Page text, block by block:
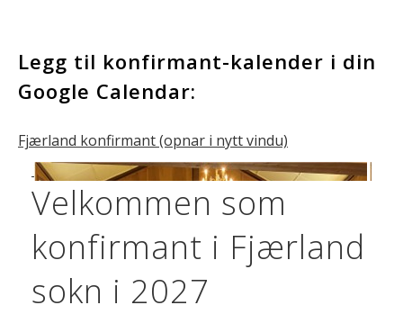
Legg til konfirmant-kalender i din
Google Calendar:
Fjærland konfirmant (opnar i nytt vindu)
Velkommen som
konfirmant i Fjærland
sokn i 2027